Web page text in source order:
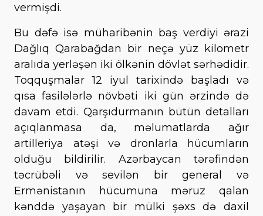
vermişdi.
Bu dəfə isə müharibənin baş verdiyi ərazi
Dağlıq Qarabağdan bir neçə yüz kilometr
aralıda yerləşən iki ölkənin dövlət sərhədidir.
Toqquşmalar 12 iyul tarixində başladı və
qısa fasilələrlə növbəti iki gün ərzində də
davam etdi. Qarşıdurmanın bütün detalları
açıqlanmasa da, məlumatlarda ağır
artilleriya atəşi və dronlarla hücumların
olduğu bildirilir. Azərbaycan tərəfindən
təcrübəli və sevilən bir general və
Ermənistanın hücumuna məruz qalan
kənddə yaşayan bir mülki şəxs də daxil